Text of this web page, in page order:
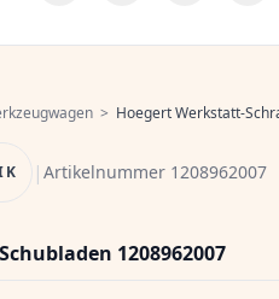
> Hoegert Werkstatt-Schrank mit 7
|Artikelnummer 1208962007
1208962007